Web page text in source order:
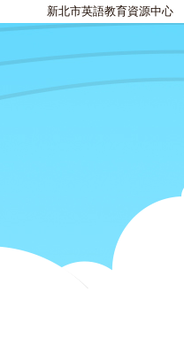
新北市英語教育資源中心